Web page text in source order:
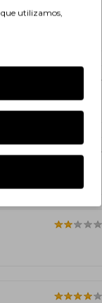
utilizamos,